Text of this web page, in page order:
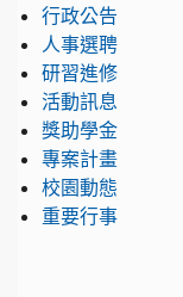
行政公告
人事選聘
研習進修
活動訊息
獎助學金
專案計畫
校園動態
重要行事